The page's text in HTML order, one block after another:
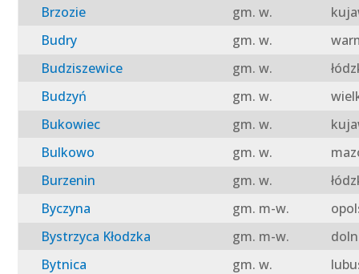
Brzozie
gm. w.
Budry
gm. w.
Budziszewice
gm. w.
Budzyń
gm. w.
Bukowiec
gm. w.
Bulkowo
gm. w.
Burzenin
gm. w.
Byczyna
gm. m-w.
Bystrzyca Kłodzka
gm. m-w.
Bytnica
gm. w.